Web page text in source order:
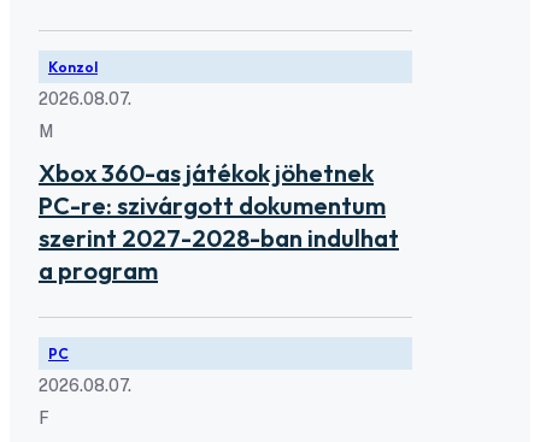
Konzol
2026.08.07.
M
Xbox 360-as játékok jöhetnek
PC-re: szivárgott dokumentum
szerint 2027-2028-ban indulhat
a program
PC
2026.08.07.
F